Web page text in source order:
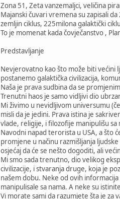
Zona 51, Zeta vanzemaljci, veličina
Majanski čuvari vremena su zapisali
zemljin ciklus, 225milona galaktički
To je momenat kada čovječanstvo ,
Predstavljanje
Nevjerovatno kao što može biti većini
postanemo galaktička civilizacija,
Naša je prava sudbina da se
Trenutni haos je samo vidljivi dio
Mi živimo u nevidljivom universumu
misli da je jedini. Prava istina je
vlade, religije, i filozofije manipulišu
Navodni napad terorista u USA, a što
promjene u načinu razmišljanja
osjećaj da će se nešto dogoditi, ali
Mi smo sada trenutno, dio velikog
civilizacije, i stvaranja druge, koja je
našem dobu. Neke od ovih
manipulisale sa nama. A neke su
Vi morate sami da razumjete šta je za